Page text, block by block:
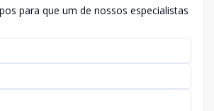
para que um de nossos especialistas